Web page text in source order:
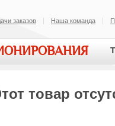
заказов Наша команда
товар